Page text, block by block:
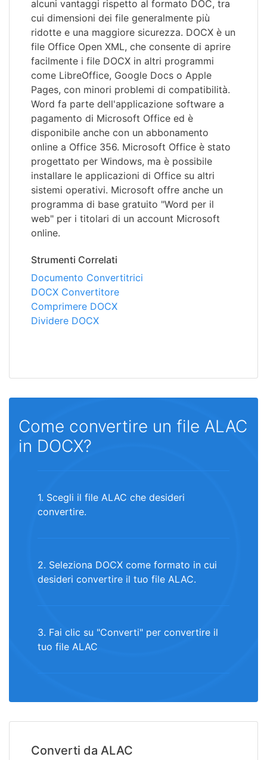
alcuni vantaggi rispetto al formato DOC, tra
cui dimensioni dei file generalmente più
ridotte e una maggiore sicurezza. DOCX è un
file Office Open XML, che consente di aprire
facilmente i file DOCX in altri programmi
come LibreOffice, Google Docs o Apple
Pages, con minori problemi di compatibilità.
Word fa parte dell'applicazione software a
pagamento di Microsoft Office ed è
disponibile anche con un abbonamento
online a Office 356. Microsoft Office è stato
progettato per Windows, ma è possibile
installare le applicazioni di Office su altri
sistemi operativi. Microsoft offre anche un
programma di base gratuito "Word per il
web" per i titolari di un account Microsoft
online.
Strumenti Correlati
Documento Convertitrici
DOCX Convertitore
Comprimere DOCX
Dividere DOCX
Come convertire un file ALAC
in DOCX?
1. Scegli il file ALAC che desideri
convertire.
2. Seleziona DOCX come formato in cui
desideri convertire il tuo file ALAC.
3. Fai clic su "Converti" per convertire il
tuo file ALAC
Converti da ALAC